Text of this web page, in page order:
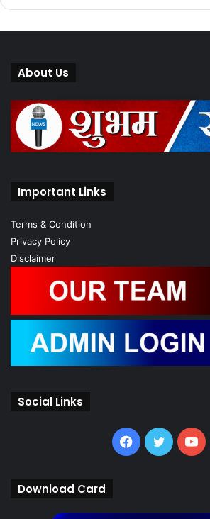
About Us
Important Links
Terms & Condition
Privacy Policy
Disclaimer
Social Links
Facebook
Twitter
Download Card